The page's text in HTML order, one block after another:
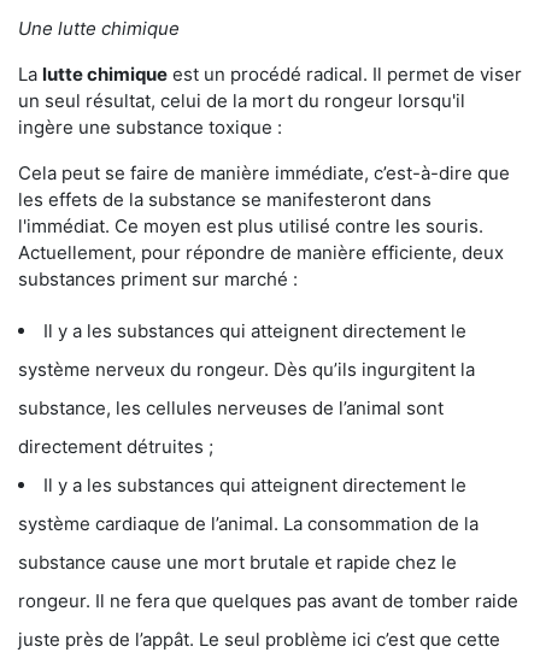
Une lutte chimique
La lutte chimique est un procédé radical. Il permet de viser
un seul résultat, celui de la mort du rongeur lorsqu'il
ingère une substance toxique :
Cela peut se faire de manière immédiate, c’est-à-dire que
les effets de la substance se manifesteront dans
l'immédiat. Ce moyen est plus utilisé contre les souris.
Actuellement, pour répondre de manière efficiente, deux
substances priment sur marché :
Il y a les substances qui atteignent directement le
système nerveux du rongeur. Dès qu’ils ingurgitent la
substance, les cellules nerveuses de l’animal sont
directement détruites ;
Il y a les substances qui atteignent directement le
système cardiaque de l’animal. La consommation de la
substance cause une mort brutale et rapide chez le
rongeur. Il ne fera que quelques pas avant de tomber raide
juste près de l’appât. Le seul problème ici c’est que cette